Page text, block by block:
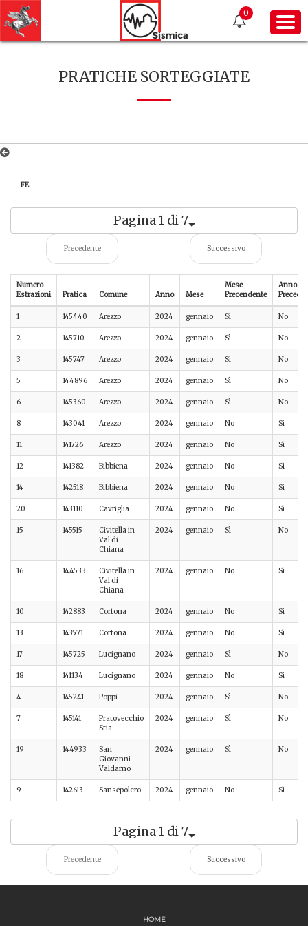
0
PRATICHE SORTEGGIATE
FE
Pagina 1 di 7
Precedente Successivo
Numero
Estrazioni
Pratica Comune Anno Mese
Mese
Precendente
Anno
1 145440 Arezzo 2024 gennaio Sì No
2 145710 Arezzo 2024 gennaio Sì No
3 145747 Arezzo 2024 gennaio Sì No
5 144896 Arezzo 2024 gennaio Sì No
6 145360 Arezzo 2024 gennaio Sì No
8 143041 Arezzo 2024 gennaio No Sì
11 141726 Arezzo 2024 gennaio No Sì
12 141382 Bibbiena 2024 gennaio No Sì
14 142518 Bibbiena 2024 gennaio No Sì
20 143110 Cavriglia 2024 gennaio No Sì
15 145515
Civitella in
Val di
Chiana
2024 gennaio Sì No
16 144533
Civitella in
Val di
Chiana
2024 gennaio No Sì
10 142883 Cortona 2024 gennaio No Sì
13 143571 Cortona 2024 gennaio No Sì
17 145725 Lucignano 2024 gennaio Sì No
18 141134 Lucignano 2024 gennaio No Sì
4 145241 Poppi 2024 gennaio Sì No
7 145141
Pratovecchio
Stia
2024 gennaio Sì No
19 144933
San
Giovanni
Valdarno
2024 gennaio Sì No
9 142613 Sansepolcro 2024 gennaio No Sì
Pagina 1 di 7
Precedente Successivo
HOME